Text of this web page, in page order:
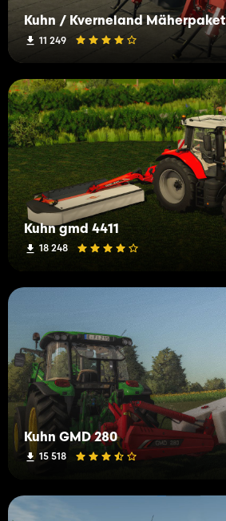
Kuhn / Kverneland Mäherpaket
11 249
Kuhn gmd 4411
18 248
Kuhn GMD 280
15 518